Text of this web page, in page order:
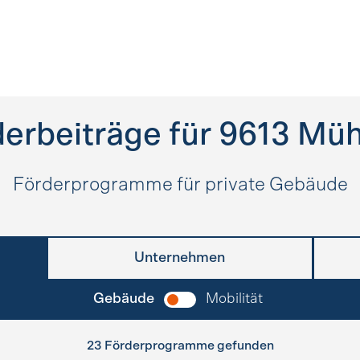
für 9613
Förderprogramme für private Gebäude
Unternehmen
Gebäude Mobilität
23 Förderprogramme gefunden